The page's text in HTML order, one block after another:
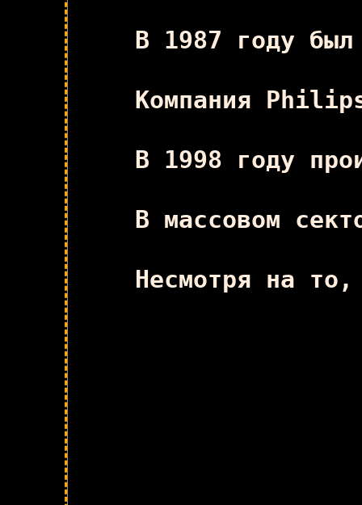
В 1987 году был
Компания
В 1998 году
В массовом
Несмотря на то,